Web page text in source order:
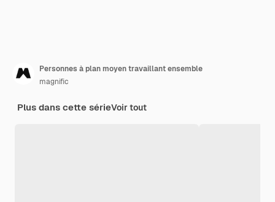
Personnes à plan moyen travaillant ensemble
magnific
Plus dans cette sérieVoir tout